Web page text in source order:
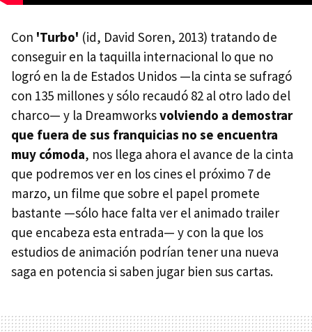
Con 'Turbo' (id, David Soren, 2013) tratando de
conseguir en la taquilla internacional lo que no
logró en la de Estados Unidos —la cinta se sufragó
con 135 millones y sólo recaudó 82 al otro lado del
charco— y la Dreamworksvolviendo a demostrar
que fuera de sus franquicias no se encuentra
muy cómoda, nos llega ahora el avance de la cinta
que podremos ver en los cines el próximo 7 de
marzo, un filme que sobre el papel promete
bastante —sólo hace falta ver el animado trailer
que encabeza esta entrada— y con la que los
estudios de animación podrían tener una nueva
saga en potencia si saben jugar bien sus cartas.